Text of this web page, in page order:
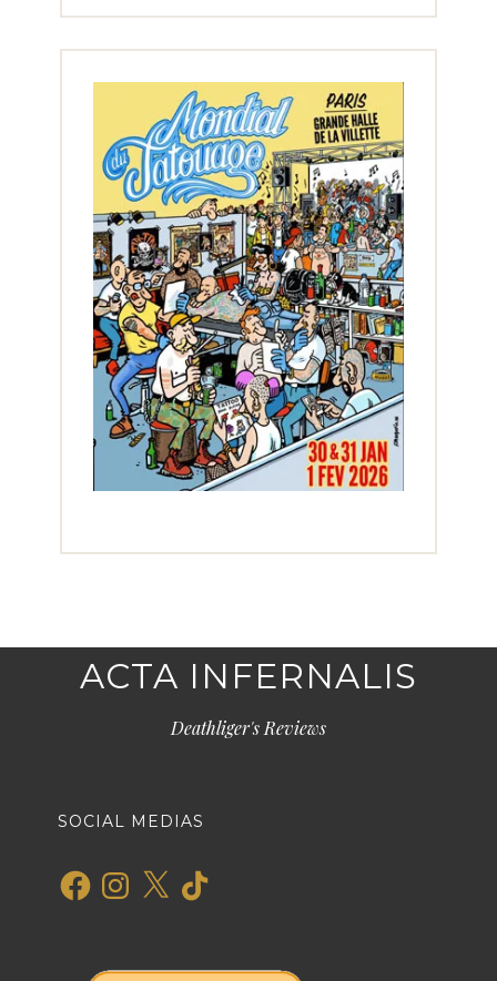
ACTA INFERNALIS
Deathliger's Reviews
SOCIAL MEDIAS
FacebookInstagram
X TikTok